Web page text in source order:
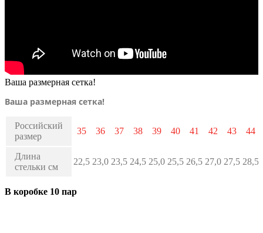
Ваша размерная сетка!
Ваша размерная сетка!
Российский
размер
35 36 37 38 39 40 41 42 43 44
Длина
стельки см
22,5 23,0 23,5 24,5 25,0 25,5 26,5 27,0 27,5 28,5
В коробке 10 пар